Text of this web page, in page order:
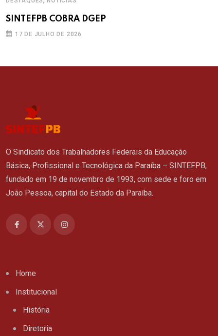
SINTEFPB COBRA DGEP
17 DE JULHO DE 2026
O Sindicato dos Trabalhadores Federais da Educação
Básica, Profissional e Tecnológica da Paraíba – SINTEFPB,
fundado em 19 de novembro de 1993, com sede e foro em
João Pessoa, capital do Estado da Paraíba.
Home
Institucional
História
Diretoria